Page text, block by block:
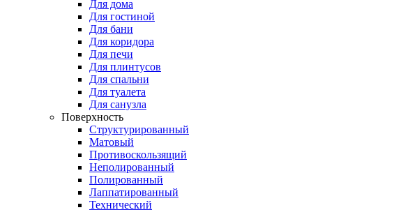
Для дома
Для гостиной
Для бани
Для коридора
Для печи
Для плинтусов
Для спальни
Для туалета
Для санузла
Поверхность
Структурированный
Матовый
Противоскользящий
Неполированный
Полированный
Лаппатированный
Технический